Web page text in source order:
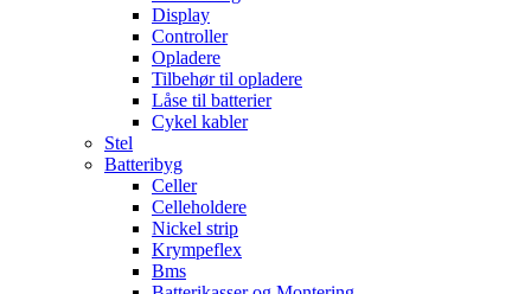
Display
Controller
Opladere
Tilbehør til opladere
Låse til batterier
Cykel kabler
Stel
Batteribyg
Celler
Celleholdere
Nickel strip
Krympeflex
Bms